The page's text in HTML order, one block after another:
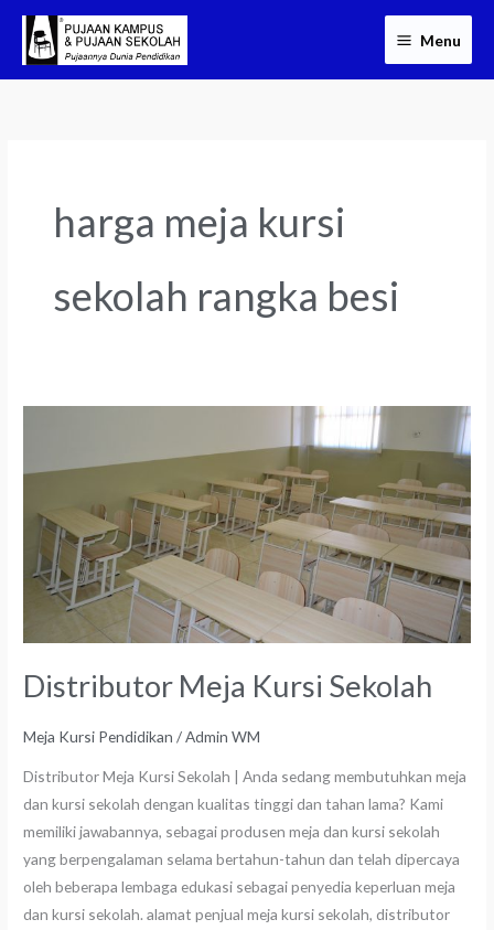
Skip
content
Menu
harga meja kursi
sekolah rangka besi
Distributor Meja Kursi Sekolah
Meja Kursi Pendidikan /Admin WM
Distributor Meja Kursi Sekolah | Anda sedang membutuhkan meja
dan kursi sekolah dengan kualitas tinggi dan tahan lama? Kami
memiliki jawabannya, sebagai produsen meja dan kursi sekolah
yang berpengalaman selama bertahun-tahun dan telah dipercaya
oleh beberapa lembaga edukasi sebagai penyedia keperluan meja
dan kursi sekolah. alamat penjual meja kursi sekolah, distributor
Kursi